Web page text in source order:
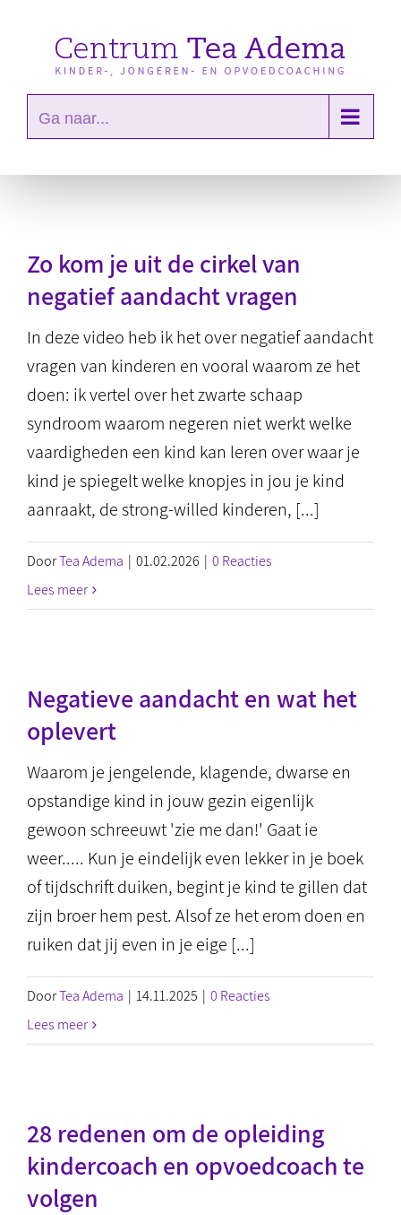
Ga naar...
Zo kom je uit de cirkel van
negatief aandacht vragen
In deze video heb ik het over negatief aandacht
vragen van kinderen en vooral waarom ze het
doen: ik vertel over het zwarte schaap
syndroom waarom negeren niet werkt welke
vaardigheden een kind kan leren over waar je
kind je spiegelt welke knopjes in jou je kind
aanraakt, de strong-willed kinderen, [...]
DoorTea Adema | 01.02.2026 | 0 Reacties
Lees meer
Negatieve aandacht en wat het
oplevert
Waarom je jengelende, klagende, dwarse en
opstandige kind in jouw gezin eigenlijk
gewoon schreeuwt 'zie me dan!' Gaat ie
weer..... Kun je eindelijk even lekker in je boek
of tijdschrift duiken, begint je kind te gillen dat
zijn broer hem pest. Alsof ze het erom doen en
ruiken dat jij even in je eige [...]
DoorTea Adema | 14.11.2025 | 0 Reacties
Lees meer
28 redenen om de opleiding
kindercoach en opvoedcoach te
volgen